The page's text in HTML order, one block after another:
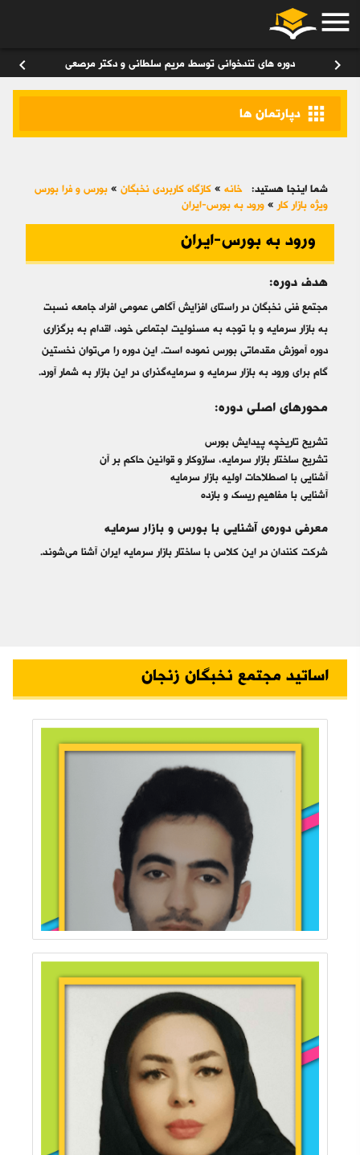
menu
chevron_right دوره های تندخوانی توسط مریم سلطانی و دکتر مرصعی chevron_left
apps دپارتمان ها
شما اینجا هستید: خانه » کازگاه کاربردی نخبگان » بورس و فرا بورس
ویژه بازار کار » ورود به بورس-ایران
ورود به بورس-ایران
هدف دوره:
مجتمع فنی نخبگان در راستای افزایش آگاهی عمومی افراد جامعه نسبت
به بازار سرمایه و با توجه به مسئولیت اجتماعی خود، اقدام به برگزاری
دوره‌ آموزش مقدماتی بورس نموده است. این دوره را می‌توان نخستین
گام برای ورود به بازار سرمایه و سرمایه‌گذرای در این بازار به شمار آورد.
محورهای اصلی دوره:
تشریح تاریخچه پیدایش بورس
تشریح ساختار بازار سرمایه، سازوکار و قوانین حاکم بر آن
آشنایی با اصطلاحات اولیه بازار سرمایه
آشنایی با مفاهیم ریسک و بازده
معرفی دوره‌ی آشنایی با بورس و بازار سرمایه
شرکت کنندان در این کلاس با ساختار بازار سرمایه ایران آشنا می‌شوند.
اساتید مجتمع نخبگان زنجان